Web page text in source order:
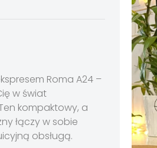
Roma A24 –
w świat
kompaktowy, a
łączy w sobie
obsługą.